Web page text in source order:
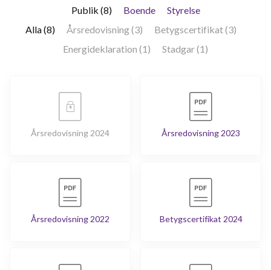
Publik (8) Boende
Styrelse
Alla (8)
Årsredovisning (3)
Betygscertifikat (3)
Energideklaration (1)
Stadgar (1)
Årsredovisning 2024 Årsredovisning 2023
Årsredovisning 2022 Betygscertifikat 2024